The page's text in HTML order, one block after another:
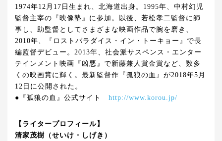
1974年12月17日生まれ、北海道出身。1995年、中村幻児
監督主宰の『映像塾』に参加。以後、若松孝二監督に師
事し、助監督としてさまざまな映画作品で腕を磨き、
2010年、『ロストパラダイス・イン・トーキョー』で長
編監督デビュー。2013年、社会派サスペンス・エンター
テインメント映画『凶悪』で新藤兼人賞金賞など、数多
くの映画賞に輝く。最新監督作『孤狼の血』が2018年5月
12日に公開された。
●『孤狼の血』公式サイト http://www.korou.jp/
【ライタープロフィール】
清家茂樹（せいけ・しげき）